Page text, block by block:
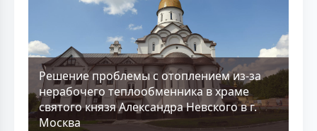
Решение проблемы с отоплением из-за
нерабочего теплообменника в храме
святого князя Александра Невского в г.
Москва